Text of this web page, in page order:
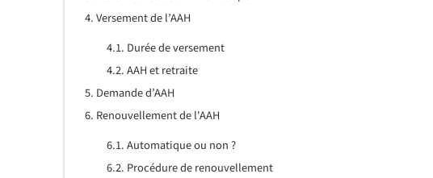
Versement de l’AAH
Durée de versement
AAH et retraite
Demande d’AAH
Renouvellement de l'AAH
Automatique ou non ?
Procédure de renouvellement